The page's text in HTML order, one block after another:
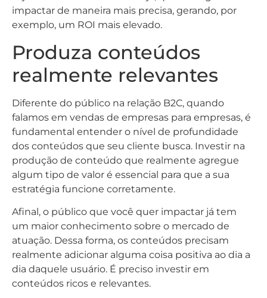
impactar de maneira mais precisa, gerando, por
exemplo, um ROI mais elevado.
Produza conteúdos
realmente relevantes
Diferente do público na relação B2C, quando
falamos em vendas de empresas para empresas, é
fundamental entender o nível de profundidade
dos conteúdos que seu cliente busca. Investir na
produção de conteúdo que realmente agregue
algum tipo de valor é essencial para que a sua
estratégia funcione corretamente.
Afinal, o público que você quer impactar já tem
um maior conhecimento sobre o mercado de
atuação. Dessa forma, os conteúdos precisam
realmente adicionar alguma coisa positiva ao dia a
dia daquele usuário. É preciso investir em
conteúdos ricos e relevantes.